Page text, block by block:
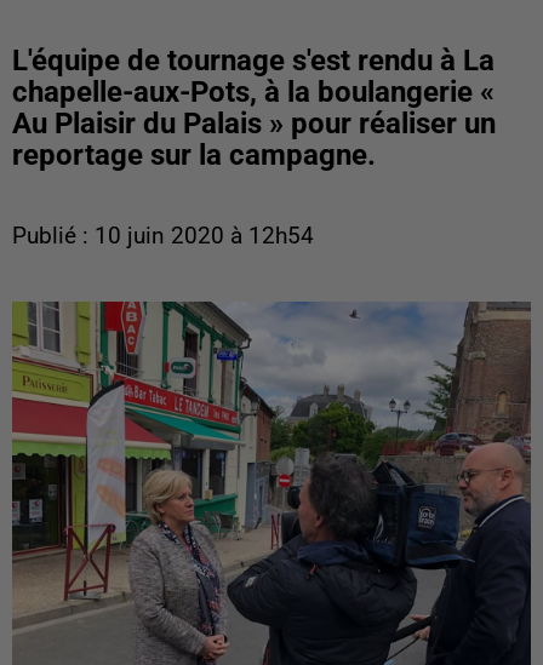
L'équipe de tournage s'est rendu à La
chapelle-aux-Pots, à la boulangerie «
Au Plaisir du Palais » pour réaliser un
reportage sur la campagne.
Publié : 10 juin 2020 à 12h54